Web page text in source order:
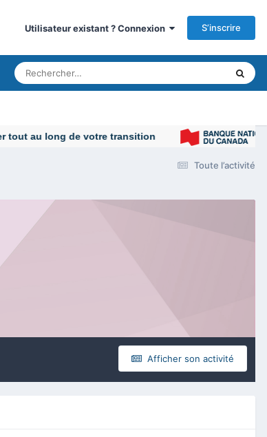
Utilisateur existant ? Connexion S’inscrire
au long de votre transition
Toute l’activité
Afficher son activité